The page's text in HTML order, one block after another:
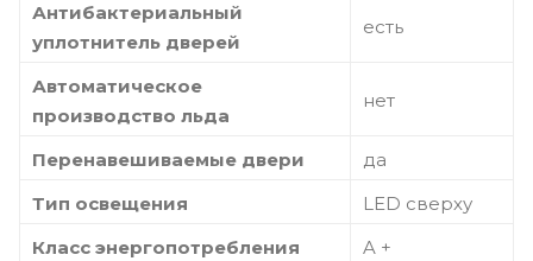
Антибактериальный
уплотнитель дверей
есть
Автоматическое
производство льда
нет
Перенавешиваемые двери
да
Тип освещения
LED сверху
Класс энергопотребления
A +